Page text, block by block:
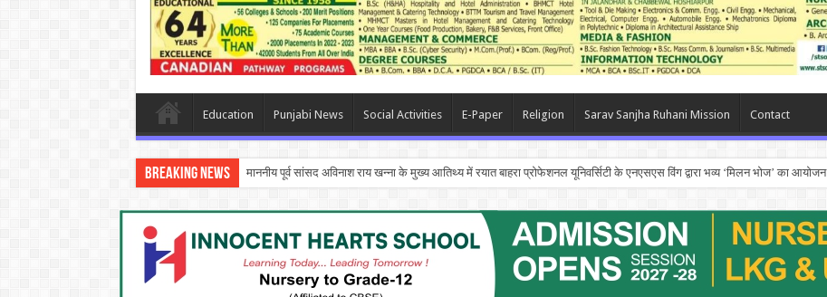
Education Punjabi News Social Activities E-Paper Religion Sarav Sanjha Ruhani Mission Contact
Breaking News माननीय पूर्व सांसद अविनाश राय खन्ना के मुख्य आतिथ्य में रयात बाहरा प्रोफेशनल यूनिवर्सिटी के एनएसएस विंग द्वारा भव्य ‘मिलन भोज’ का आयोजन
इन्नोसेंट हार्ट्स स्कूल में ‘दिशा – एन इनिशिएटिव’ के तहत आयोजित एंटरप्रेन्योरशिप सेमिनार ने युवा इनोवेटर्स को किया प्रेरित